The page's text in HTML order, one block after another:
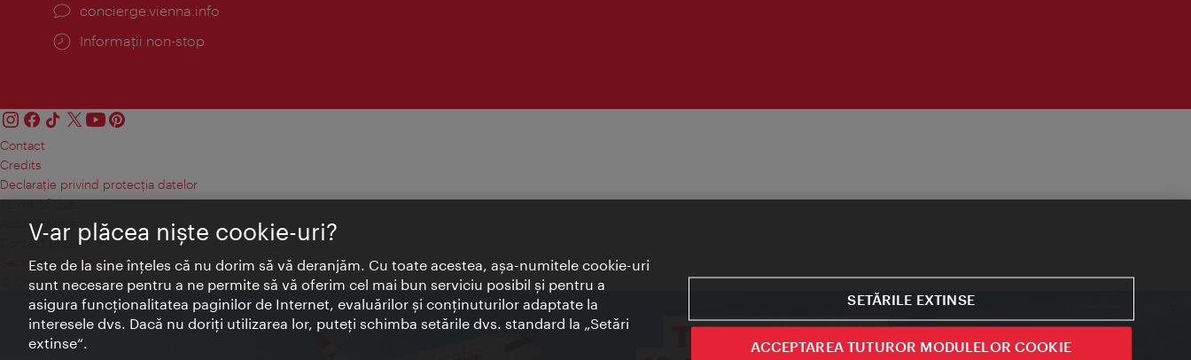
concierge.vienna.info
Informații non-stop
Contact
Credits
Declaraţie privind protecţia datelor
Terms of Use
Accesibilitate
Contact presa
Setări module cookie
© Copyright Wien Tourismus
V-ar plăcea nişte cookie-uri?
Este de la sine înţeles că nu dorim să vă deranjăm. Cu toate acestea, aşa-numitele cookie-uri
sunt necesare pentru a ne permite să vă oferim cel mai bun serviciu posibil şi pentru a
asigura funcţionalitatea paginilor de Internet, evaluărilor şi conţinuturilor adaptate la
interesele dvs. Dacă nu doriţi utilizarea lor, puteţi schimba setările dvs. standard la „Setări
extinse“.
SETĂRILE EXTINSE
ACCEPTAREA TUTUROR MODULELOR COOKIE